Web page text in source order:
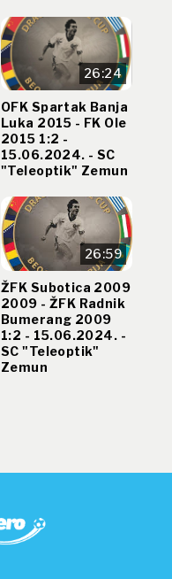
26:24
OFK Spartak Banja
Luka 2015 - FK Ole
2015 1:2 -
15.06.2024. - SC
"Teleoptik" Zemun
26:59
ŽFK Subotica 2009
2009 - ŽFK Radnik
Bumerang 2009
1:2 - 15.06.2024. -
SC "Teleoptik"
Zemun